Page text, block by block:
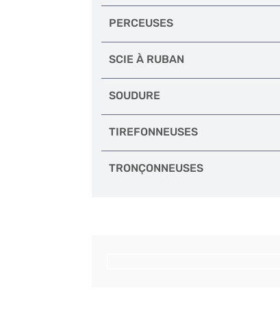
PERCEUSES
SCIE À RUBAN
SOUDURE
TIREFONNEUSES
TRONÇONNEUSES